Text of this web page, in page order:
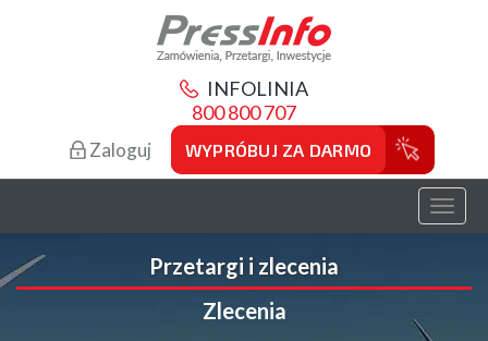
INFOLINIA
800 800 707
Zaloguj WYPRÓBUJ ZA DARMO
Toggle
Przetargi i zlecenia
Zlecenia